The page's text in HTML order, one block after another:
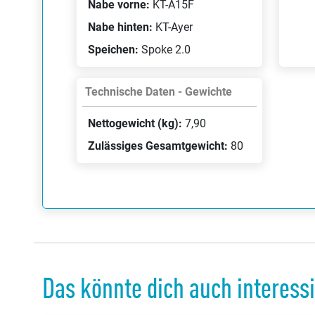
Nabe vorne: KT-A15F
Nabe hinten: KT-Ayer
Speichen: Spoke 2.0
Technische Daten - Gewichte
Nettogewicht (kg): 7,90
Zulässiges Gesamtgewicht: 80
Das könnte dich auch